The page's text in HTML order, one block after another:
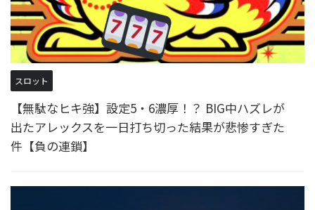
スロット
【無駄なヒキ強】設定5・6濃厚！？ BIG中ハズレが
出たアレックスを一日打ち切った結果が悲惨すぎた
件【負の連鎖】